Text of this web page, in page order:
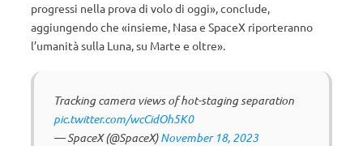
progressi nella prova di volo di oggi», conclude,
aggiungendo che «insieme, Nasa e SpaceX riporteranno
l’umanità sulla Luna, su Marte e oltre».
Tracking camera views of hot-staging separation
pic.twitter.com/wcCidOh5K0
— SpaceX (@SpaceX)November 18, 2023